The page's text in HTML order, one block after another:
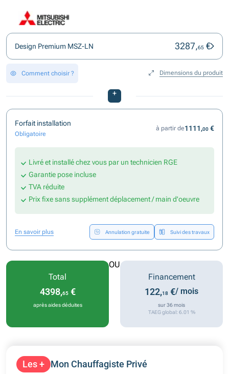
Design Premium MSZ-LN 3287,65 €
Comment choisir ? Dimensions du produit
+
Forfait installation
Obligatoire
à partir de1111,00 €
Livré et installé chez vous par un technicien RGE
Garantie pose incluse
TVA réduite
Prix fixe sans supplément déplacement / main d'oeuvre
En savoir plus Annulation gratuite Suivi des travaux
Les + Mon Chauffagiste Privé
Total
4398,65€
après aides déduites
OU
Financement
122,18 €/ mois
sur 36 mois
TAEG global: 6.01 %